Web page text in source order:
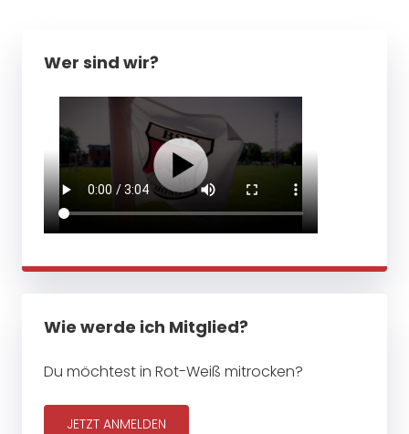
Wer sind wir?
Wie werde ich Mitglied?
Du möchtest in Rot-Weiß mitrocken?
JETZT ANMELDEN